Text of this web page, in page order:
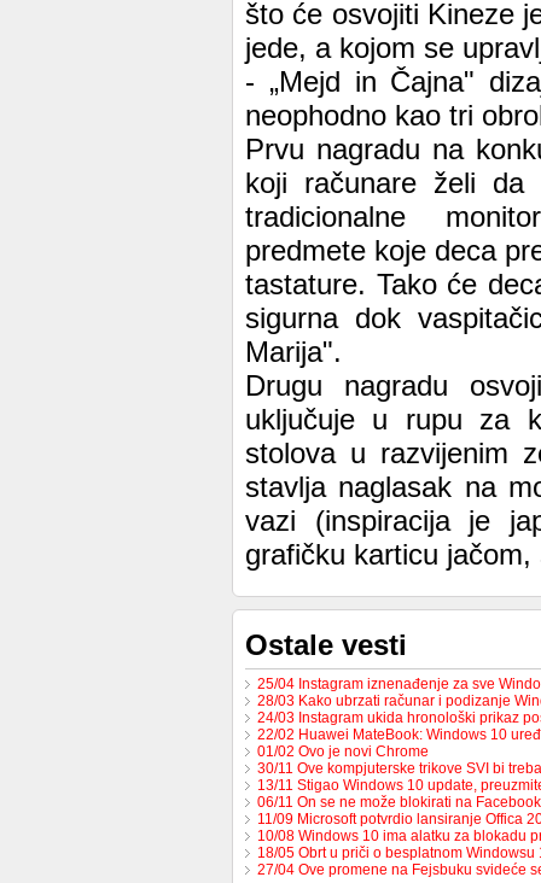
što će osvojiti Kineze
jede, a kojom se
- „Mejd in Čajna"
neophodno kao tri
Prvu nagradu na
koji računare želi da
tradicionalne
predmete koje deca
tastature. Tako će
sigurna dok
Marija".
Drugu nagradu
uključuje u rupu za
stolova u razvijenim
stavlja naglasak na
vazi (inspiracija je
grafičku karticu
Ostale vesti
25/04 Instagram iznenađenje za sve
28/03 Kako ubrzati računar i podizanje
24/03 Instagram ukida hronološki prikaz
22/02 Huawei MateBook: Windows 10
01/02 Ovo je novi Chrome
30/11 Ove kompjuterske trikove SVI bi
13/11 Stigao Windows 10 update,
06/11 On se ne može blokirati na
11/09 Microsoft potvrdio lansiranje Offica
10/08 Windows 10 ima alatku za blokadu
18/05 Obrt u priči o besplatnom Windowsu
27/04 Ove promene na Fejsbuku svideće